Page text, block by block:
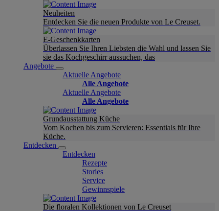
Neuheiten
Entdecken Sie die neuen Produkte von Le Creuset.
E-Geschenkkarten
Überlassen Sie Ihren Liebsten die Wahl und lassen Sie
sie das Kochgeschirr aussuchen, das
Angebote
Aktuelle Angebote
Alle Angebote
Aktuelle Angebote
Alle Angebote
Grundausstattung Küche
Vom Kochen bis zum Servieren: Essentials für Ihre
Küche.
Entdecken
Entdecken
Rezepte
Stories
Service
Gewinnspiele
Die floralen Kollektionen von Le Creuset